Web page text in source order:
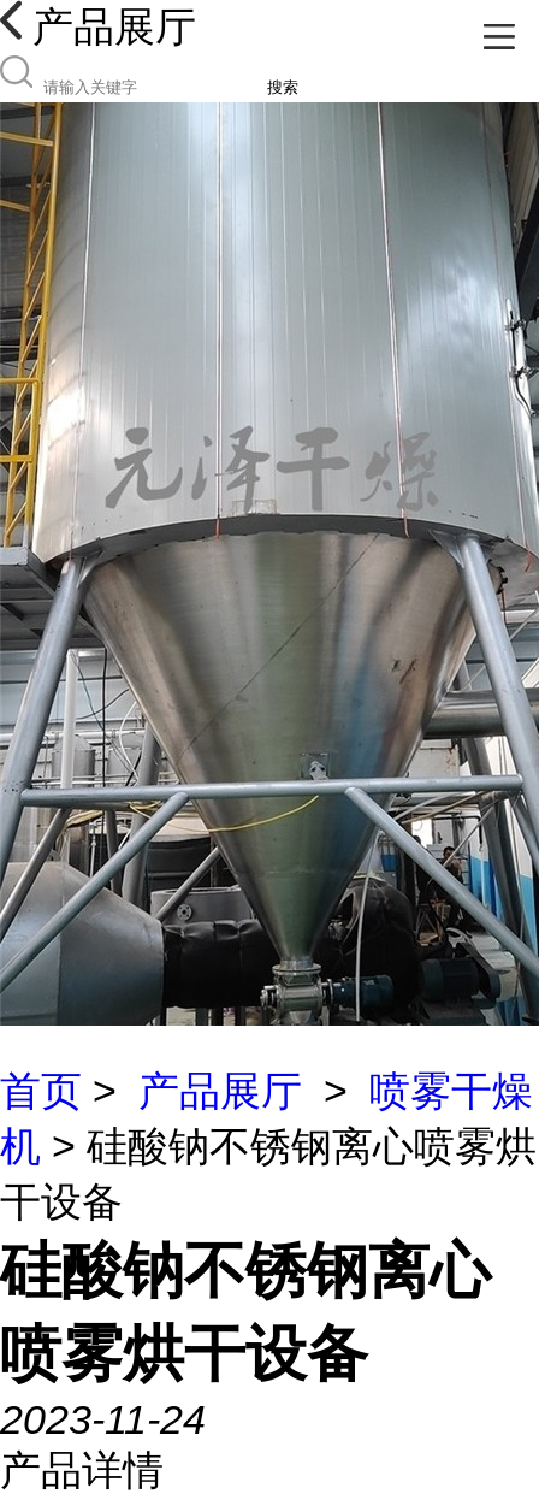
产品展厅
搜索
首页 > 产品展厅 > 喷雾干燥
机 > 硅酸钠不锈钢离心喷雾烘
干设备
硅酸钠不锈钢离心
喷雾烘干设备
2023-11-24
产品详情